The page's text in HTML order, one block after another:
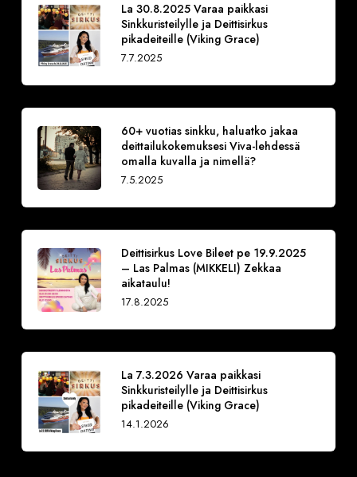
La 30.8.2025 Varaa paikkasi
Sinkkuristeilylle ja Deittisirkus
pikadeiteille (Viking Grace)
7.7.2025
60+ vuotias sinkku, haluatko jakaa
deittailukokemuksesi Viva-lehdessä
omalla kuvalla ja nimellä?
7.5.2025
Deittisirkus Love Bileet pe 19.9.2025
– Las Palmas (MIKKELI) Zekkaa
aikataulu!
17.8.2025
La 7.3.2026 Varaa paikkasi
Sinkkuristeilylle ja Deittisirkus
pikadeiteille (Viking Grace)
14.1.2026